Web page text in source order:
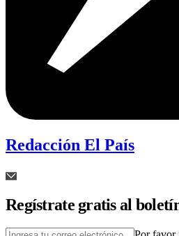
Redacción El País
Regístrate gratis al